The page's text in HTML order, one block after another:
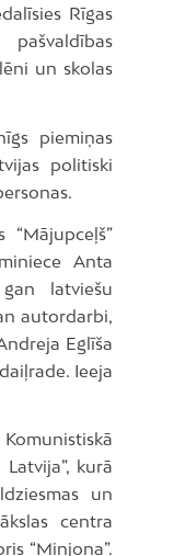
Rīgas
un skolas
piemiņas
politiski
Anta
latviešu
autordarbi,
Eglīša
Ieeja
kurā
un
centra
“Minjona”.